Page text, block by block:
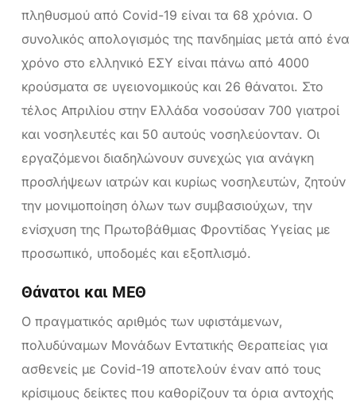
πληθυσμού από Covid-19 είναι τα 68 χρόνια. Ο
συνολικός απολογισμός της πανδημίας μετά από ένα
χρόνο στο ελληνικό ΕΣΥ είναι πάνω από 4000
κρούσματα σε υγειονομικούς και 26 θάνατοι. Στο
τέλος Απριλίου στην Ελλάδα νοσούσαν 700 γιατροί
και νοσηλευτές και 50 αυτούς νοσηλεύονταν. Οι
εργαζόμενοι διαδηλώνουν συνεχώς για ανάγκη
προσλήψεων ιατρών και κυρίως νοσηλευτών, ζητούν
την μονιμοποίηση όλων των συμβασιούχων, την
ενίσχυση της Πρωτοβάθμιας Φροντίδας Υγείας με
προσωπικό, υποδομές και εξοπλισμό.
Θάνατοι και ΜΕΘ
Ο πραγματικός αριθμός των υφιστάμενων,
πολυδύναμων Μονάδων Εντατικής Θεραπείας για
ασθενείς με Covid-19 αποτελούν έναν από τους
κρίσιμους δείκτες που καθορίζουν τα όρια αντοχής